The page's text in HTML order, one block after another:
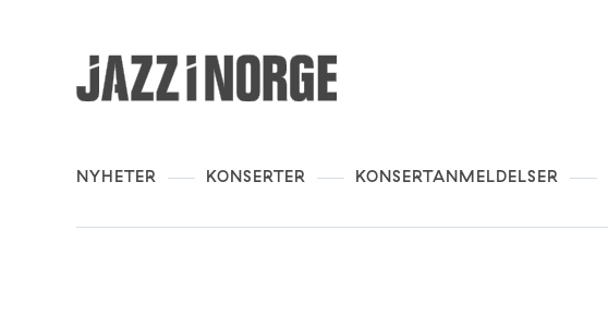
NYHETER KONSERTER KONSERTANMELDELSER